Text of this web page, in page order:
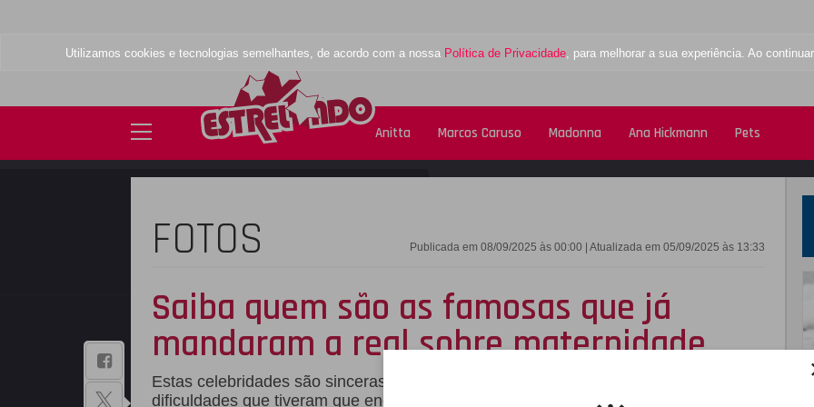
Utilizamos cookies e tecnologias semelhantes, de acordo com a nossa Política de Privacidade, para melhorar a sua experiência. Ao
Anitta Marcos Caruso Madonna Ana Hickmann Pets
FOTOS Publicada em 08/09/2025 às 00:00 | Atualizada em 05/09/2025 às 13:33
Saiba quem são as famosas que já
mandaram a real sobre maternidade
Estas celebridades são sinceras e tentam desromantizar a maternidade revelando
dificuldades que tiveram que encarar após se tornarem mães
BAIXE NOSSO